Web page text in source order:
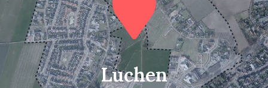
Luchen